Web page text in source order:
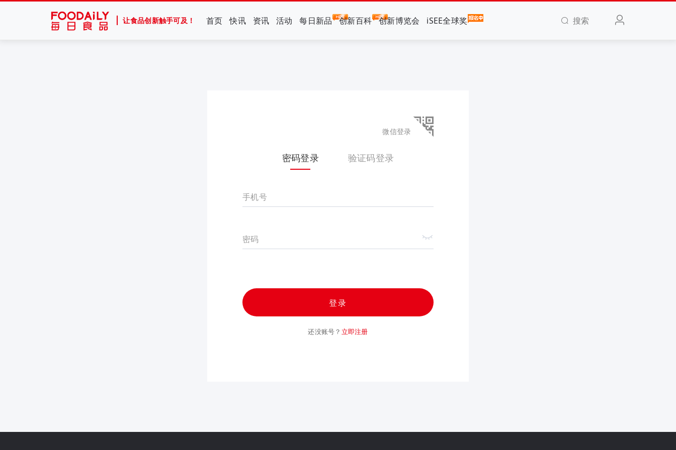
让食品创新触手可及！ 首页 快讯 资讯 活动 每日新品 创新百科 创新博览会 iSEE全球奖 搜索
微信登录
密码登录 验证码登录
手机号
密码
登录
还没账号？ 立即注册